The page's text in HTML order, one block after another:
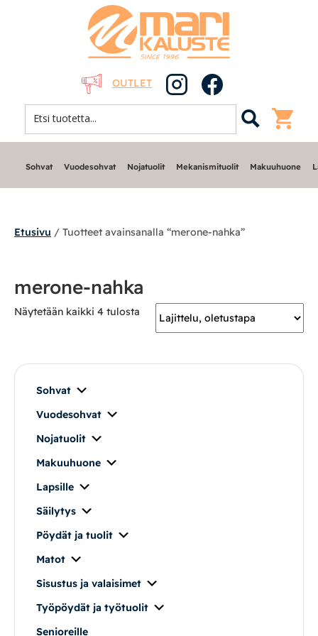
OUTLET
Nojatuolit
Makuuhuone
Säilytys
Työpöydät ja työtuolit
Matot
Ulkokalusteet
Sohvat Vuodesohvat Nojatuolit Mekanismituolit Makuuhuone
Etusivu / Tuotteet avainsanalla “merone-nahka”
merone-nahka
Näytetään kaikki 4 tulosta
Sohvat
Vuodesohvat
Nojatuolit
Makuuhuone
Lapsille
Säilytys
Pöydät ja tuolit
Matot
Sisustus ja valaisimet
Työpöydät ja työtuolit
Senioreille